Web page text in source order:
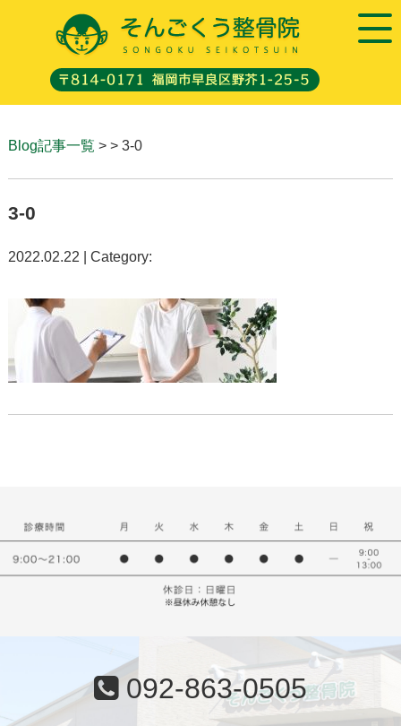
Blog記事一覧 > > 3-0
3-0
2022.02.22 | Category:
092-863-0505